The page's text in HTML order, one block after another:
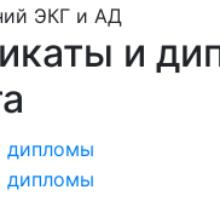
ЭКГ и АД
и